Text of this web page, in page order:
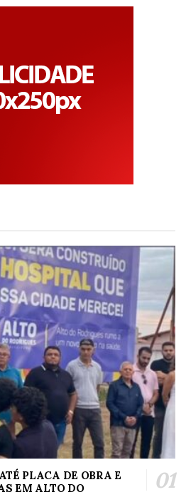
PLACA DE OBRA E
EM ALTO DO